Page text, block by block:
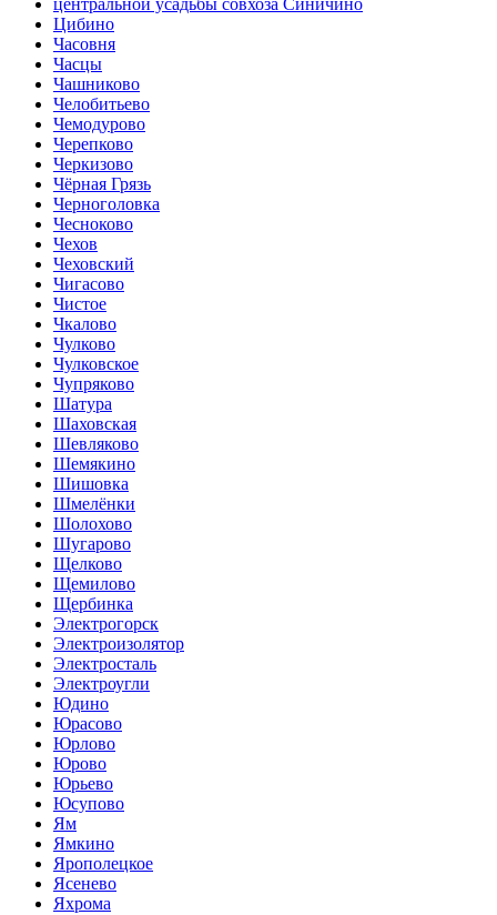
центральной усадьбы совхоза Синичино
Цибино
Часовня
Часцы
Чашниково
Челобитьево
Чемодурово
Черепково
Черкизово
Чёрная Грязь
Черноголовка
Чесноково
Чехов
Чеховский
Чигасово
Чистое
Чкалово
Чулково
Чулковское
Чупряково
Шатура
Шаховская
Шевляково
Шемякино
Шишовка
Шмелёнки
Шолохово
Шугарово
Щелково
Щемилово
Щербинка
Электрогорск
Электроизолятор
Электросталь
Электроугли
Юдино
Юрасово
Юрлово
Юрово
Юрьево
Юсупово
Ям
Ямкино
Ярополецкое
Ясенево
Яхрома